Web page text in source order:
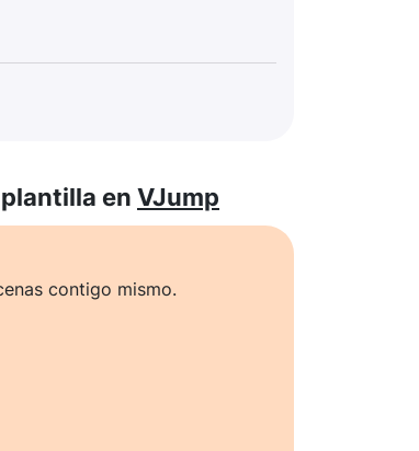
en VJump
contigo mismo.